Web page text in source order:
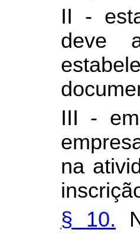
II -
deve
III -
na
§
10.